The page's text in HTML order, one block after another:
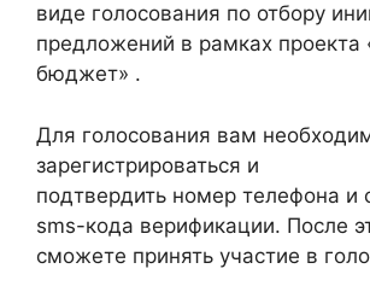
виде голосования по отбору
предложений в рамках
бюджет» .
Для голосования вам
зарегистрироваться и
подтвердить номер телефона
sms-кода верификации. После
сможете принять участие в